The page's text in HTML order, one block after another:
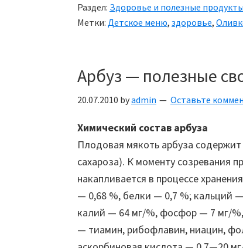
и
его
Раздел: Здоровье и полезные продукты
Метки: Детское меню, здоровье,
Арбуз — полезные
20.07.2010 byadmin Оставьте
Химический состав арбуза
Плодовая мякоть арбуза
сахароза). К моменту созревания
накапливается в процессе
— 0,68 %, белки — 0,7 %; кальций
калий — 64 мг/%, фосфор — 7 мг/
— тиамин, рибофлавин, ниацин,